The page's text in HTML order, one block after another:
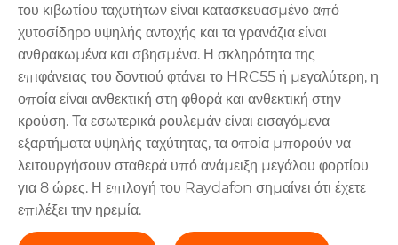
του κιβωτίου ταχυτήτων είναι κατασκευασμένο από
χυτοσίδηρο υψηλής αντοχής και τα γρανάζια είναι
ανθρακωμένα και σβησμένα. Η σκληρότητα της
επιφάνειας του δοντιού φτάνει το HRC55 ή μεγαλύτερη, η
οποία είναι ανθεκτική στη φθορά και ανθεκτική στην
κρούση. Τα εσωτερικά ρουλεμάν είναι εισαγόμενα
εξαρτήματα υψηλής ταχύτητας, τα οποία μπορούν να
λειτουργήσουν σταθερά υπό ανάμειξη μεγάλου φορτίου
για 8 ώρες. Η επιλογή του Raydafon σημαίνει ότι έχετε
επιλέξει την ηρεμία.